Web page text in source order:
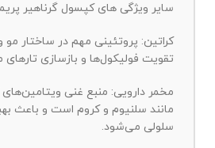
سایر ویژگی های کپسول گرناهیر
کراتین: پروتئینی مهم در ساختار
تقویت فولیکول‌ها و بازسازی
مانند سلنیوم و کروم است و باعث
سلولی می‌شود.